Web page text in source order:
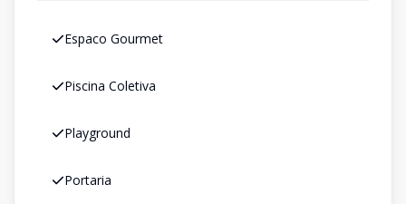
Espaco Gourmet
Piscina Coletiva
Playground
Portaria